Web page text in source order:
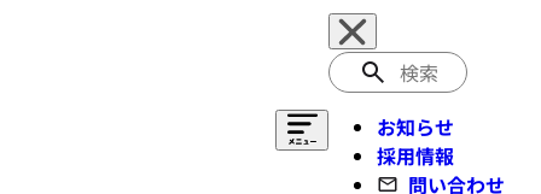
検
索
お知らせ
採用情報
問い合わせ